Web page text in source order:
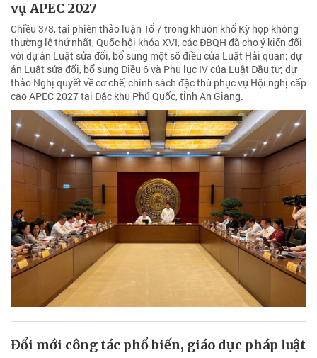
vụ APEC 2027
Chiều 3/8, tại phiên thảo luận Tổ 7 trong khuôn khổ Kỳ họp không
thường lệ thứ nhất, Quốc hội khóa XVI, các ĐBQH đã cho ý kiến đối
với dự án Luật sửa đổi, bổ sung một số điều của Luật Hải quan; dự
án Luật sửa đổi, bổ sung Điều 6 và Phụ lục IV của Luật Đầu tư; dự
thảo Nghị quyết về cơ chế, chính sách đặc thù phục vụ Hội nghị cấp
cao APEC 2027 tại Đặc khu Phú Quốc, tỉnh An Giang.
Đổi mới công tác phổ biến, giáo dục pháp luật